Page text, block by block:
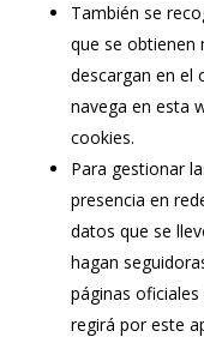
También se
que se obtienen
descargan en el
navega en esta
cookies.
Para gestionar
presencia en
datos que se
hagan
páginas
regirá por este